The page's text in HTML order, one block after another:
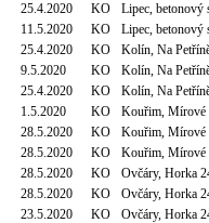
25.4.2020 KO
Lipec, betonový
11.5.2020 KO
Lipec, betonový
25.4.2020 KO
Kolín, Na
9.5.2020 KO
Kolín, Na
25.4.2020 KO
Kolín, Na
1.5.2020 KO
Kouřim, Mírové
28.5.2020 KO
Kouřim, Mírové
28.5.2020 KO
Kouřim, Mírové
28.5.2020 KO
Ovčáry, Horka
28.5.2020 KO
Ovčáry, Horka
23.5.2020 KO
Ovčáry, Horka